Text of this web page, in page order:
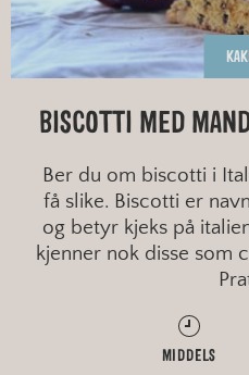
BISCOTTI MED
Ber du om biscotti i
få slike. Biscotti er
og betyr kjeks på
kjenner nok disse som
MIDDELS